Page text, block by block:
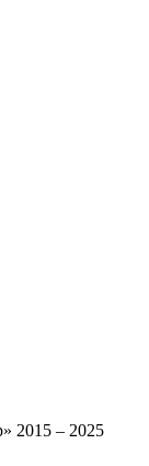
2015 – 2025